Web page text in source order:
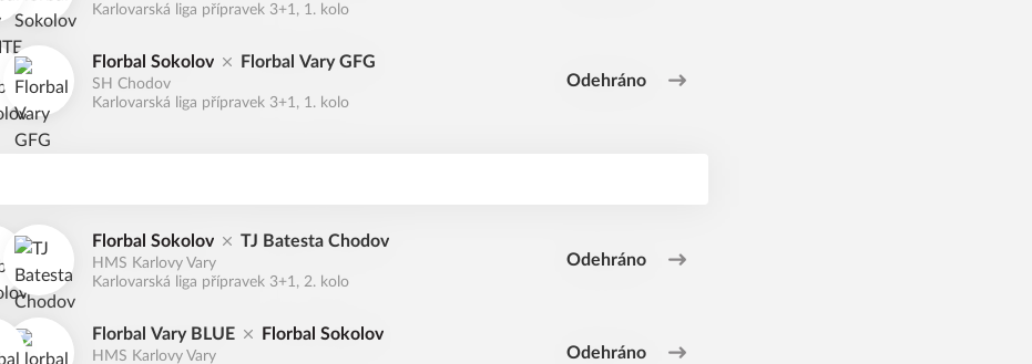
Karlovarská liga přípravek 3+1, 1. kolo
Florbal Sokolov Florbal Vary GFG
SH Chodov
Karlovarská liga přípravek 3+1, 1. kolo
Odehráno
Florbal Sokolov TJ Batesta Chodov
HMS Karlovy Vary
Karlovarská liga přípravek 3+1, 2. kolo
Odehráno
Florbal Vary BLUE Florbal Sokolov
HMS Karlovy Vary
Odehráno